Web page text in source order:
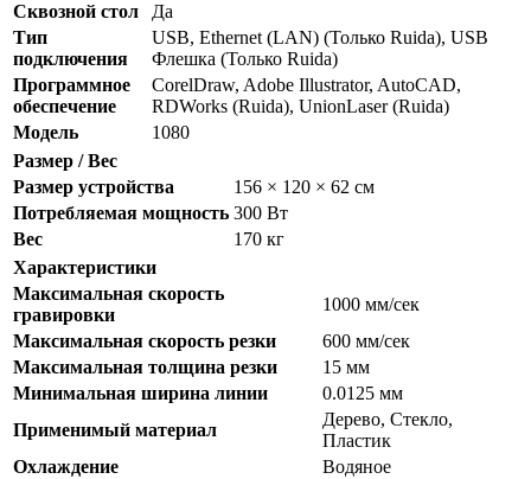
Сквозной стол
Да
Тип
подключения
USB, Ethernet (LAN) (Только Ruida), USB
Флешка (Только Ruida)
Программное
обеспечение
CorelDraw, Adobe Illustrator, AutoCAD,
RDWorks (Ruida), UnionLaser (Ruida)
Модель
1080
Размер / Вес
Размер устройства
156 × 120 × 62 см
Потребляемая мощность 300 Вт
Вес
170 кг
Характеристики
Максимальная скорость
гравировки
1000 мм/сек
Максимальная скорость резки
600 мм/сек
Максимальная толщина резки
15 мм
Минимальная ширина линии
0.0125 мм
Применимый материал
Дерево, Стекло,
Пластик
Охлаждение
Водяное